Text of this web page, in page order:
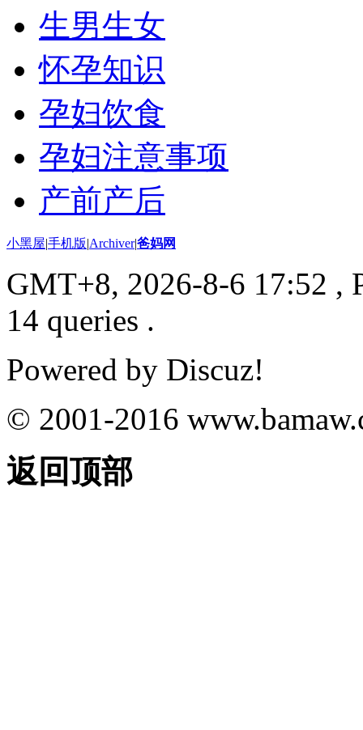
生男生女
怀孕知识
孕妇饮食
孕妇注意事项
产前产后
小黑屋|手机版|Archiver|爸妈网
GMT+8, 2026-8-6 17:52 ,
14 queries .
Powered by Discuz!
© 2001-2016
返回顶部